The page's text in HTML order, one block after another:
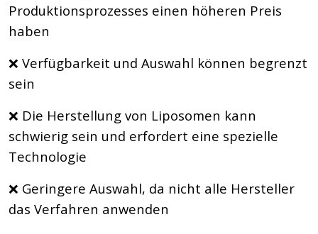
Produktionsprozesses einen höheren Preis
haben
❌ Verfügbarkeit und Auswahl können begrenzt
sein
❌ Die Herstellung von Liposomen kann
schwierig sein und erfordert eine spezielle
Technologie
❌ Geringere Auswahl, da nicht alle Hersteller
das Verfahren anwenden